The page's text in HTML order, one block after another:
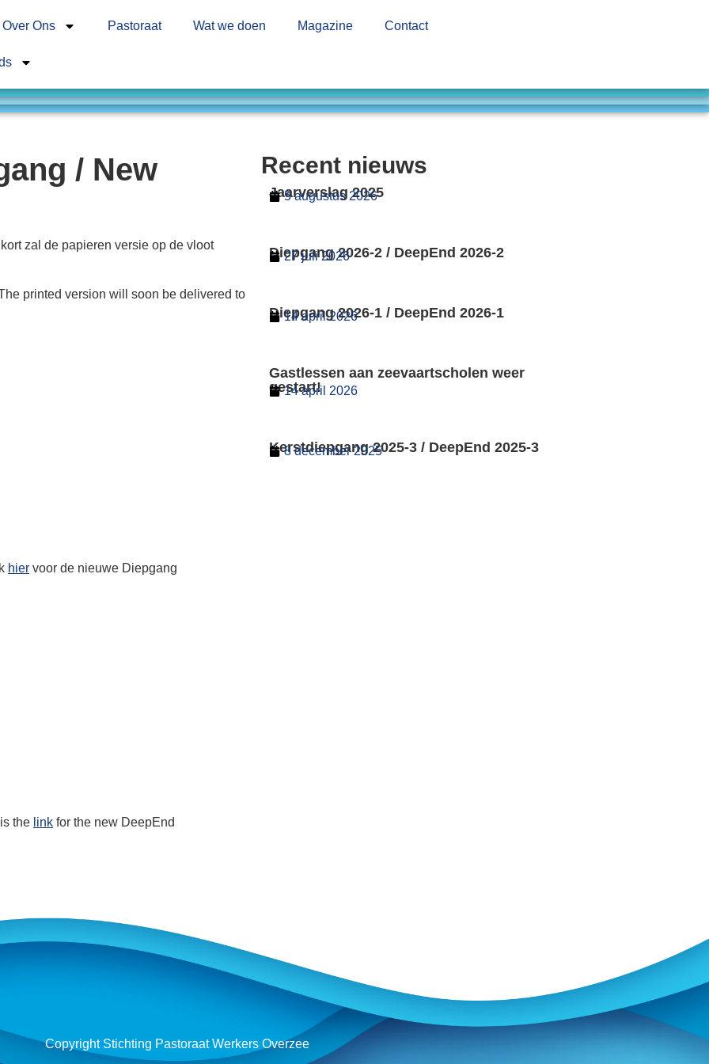
Over Ons Pastoraat Wat we doen Magazine Contact
/ New
zal de papieren versie op de vloot
printed version will soon be delivered to
hier voor de nieuwe Diepgang
the link for the new DeepEnd
Recent nieuws
Jaarverslag 2025
5 augustus 2026
Diepgang 2026-2 / DeepEnd 2026-2
27 juli 2026
Diepgang 2026-1 / DeepEnd 2026-1
14 april 2026
Gastlessen aan zeevaartscholen weer
gestart!
14 april 2026
Kerstdiepgang 2025-3 / DeepEnd 2025-3
8 december 2025
Copyright Stichting Pastoraat Werkers Overzee